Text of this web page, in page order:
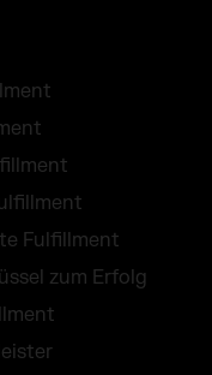
Fulfillment
zum Erfolg